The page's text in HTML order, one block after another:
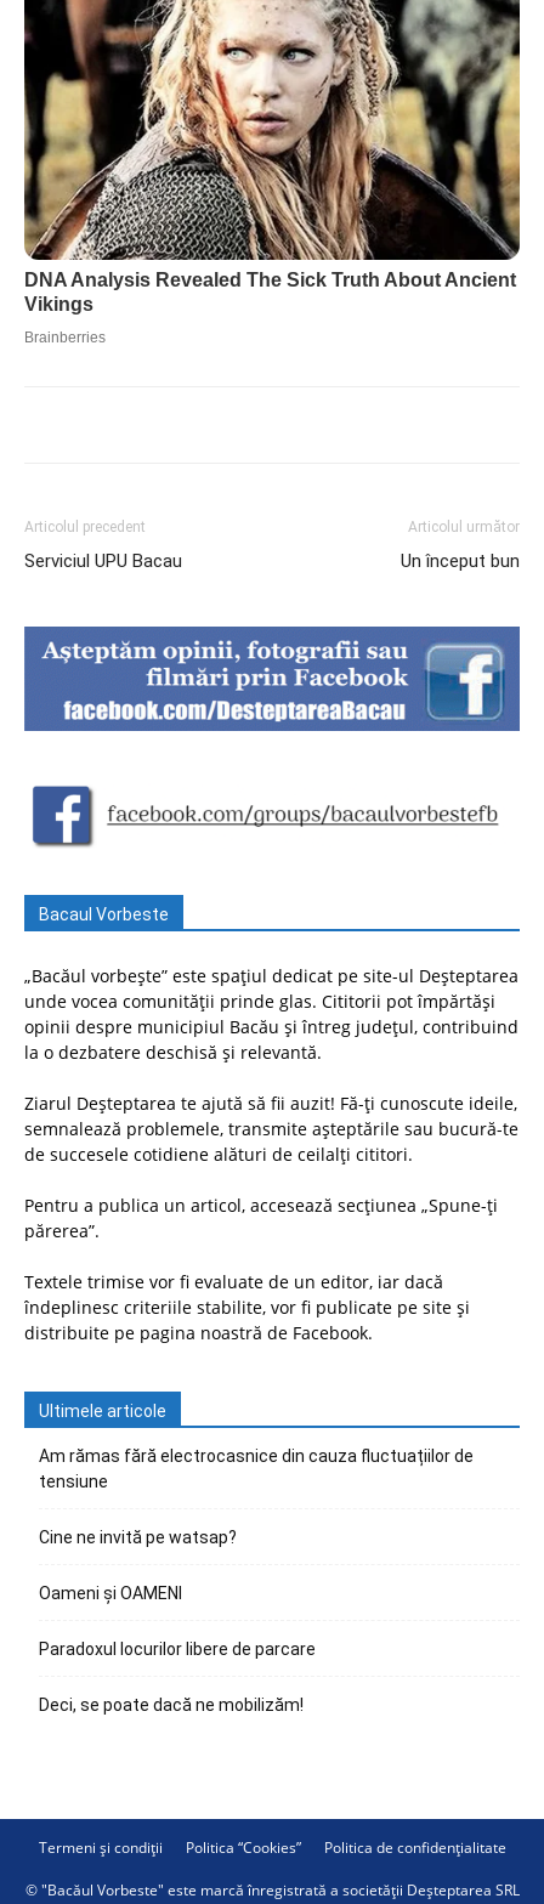
Articolul precedent
Serviciul UPU Bacau
Articolul următor
Un început bun
Bacaul Vorbeste
„Bacăul vorbește” este spațiul dedicat pe site-ul Deșteptarea
unde vocea comunității prinde glas. Cititorii pot împărtăși
opinii despre municipiul Bacău și întreg județul, contribuind
la o dezbatere deschisă și relevantă.
Ziarul Deșteptarea te ajută să fii auzit! Fă-ți cunoscute ideile,
semnalează problemele, transmite așteptările sau bucură-te
de succesele cotidiene alături de ceilalți cititori.
Pentru a publica un articol, accesează secțiunea „Spune-ți
părerea”.
Textele trimise vor fi evaluate de un editor, iar dacă
îndeplinesc criteriile stabilite, vor fi publicate pe site și
distribuite pe pagina noastră de Facebook.
Ultimele articole
Am rămas fără electrocasnice din cauza fluctuațiilor de
tensiune
Cine ne invită pe watsap?
Oameni și OAMENI
Paradoxul locurilor libere de parcare
Deci, se poate dacă ne mobilizăm!
Termeni și condiții Politica “Cookies” Politica de confidențialitate
© "Bacăul Vorbeste" este marcă înregistrată a societății Deșteptarea SRL